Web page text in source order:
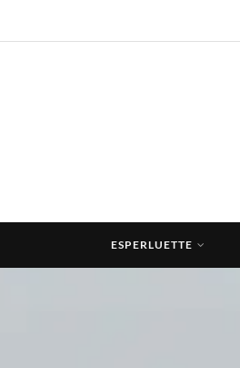
ESPERLUETTE